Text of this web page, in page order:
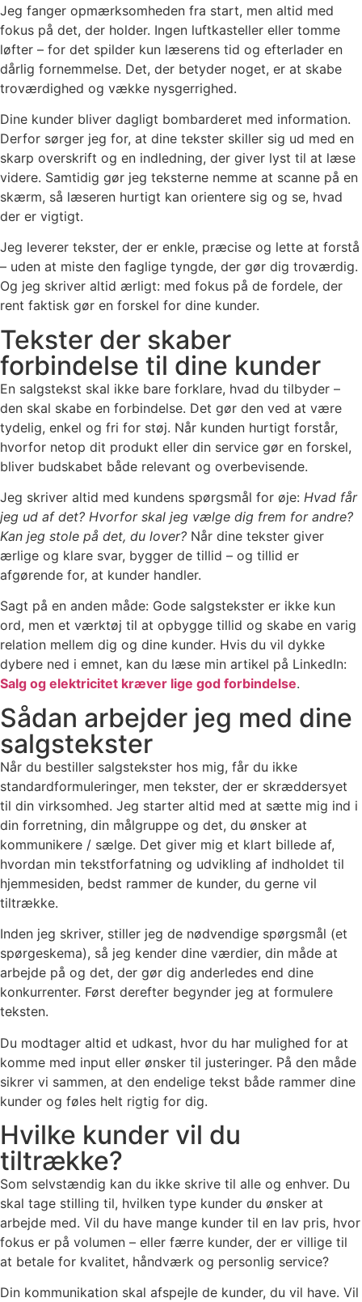
Jeg fanger opmærksomheden fra start, men altid med
fokus på det, der holder. Ingen luftkasteller eller tomme
løfter – for det spilder kun læserens tid og efterlader en
dårlig fornemmelse. Det, der betyder noget, er at skabe
troværdighed og vække nysgerrighed.
Dine kunder bliver dagligt bombarderet med information.
Derfor sørger jeg for, at dine tekster skiller sig ud med en
skarp overskrift og en indledning, der giver lyst til at læse
videre. Samtidig gør jeg teksterne nemme at scanne på en
skærm, så læseren hurtigt kan orientere sig og se, hvad
der er vigtigt.
Jeg leverer tekster, der er enkle, præcise og lette at forstå
– uden at miste den faglige tyngde, der gør dig troværdig.
Og jeg skriver altid ærligt: med fokus på de fordele, der
rent faktisk gør en forskel for dine kunder.
Tekster der skaber
forbindelse til dine kunder
En salgstekst skal ikke bare forklare, hvad du tilbyder –
den skal skabe en forbindelse. Det gør den ved at være
tydelig, enkel og fri for støj. Når kunden hurtigt forstår,
hvorfor netop dit produkt eller din service gør en forskel,
bliver budskabet både relevant og overbevisende.
Jeg skriver altid med kundens spørgsmål for øje: Hvad får
jeg ud af det? Hvorfor skal jeg vælge dig frem for andre?
Kan jeg stole på det, du lover? Når dine tekster giver
ærlige og klare svar, bygger de tillid – og tillid er
afgørende for, at kunder handler.
Sagt på en anden måde: Gode salgstekster er ikke kun
ord, men et værktøj til at opbygge tillid og skabe en varig
relation mellem dig og dine kunder. Hvis du vil dykke
dybere ned i emnet, kan du læse min artikel på LinkedIn:
Salg og elektricitet kræver lige god forbindelse.
Sådan arbejder jeg med dine
salgstekster
Når du bestiller salgstekster hos mig, får du ikke
standardformuleringer, men tekster, der er skræddersyet
til din virksomhed. Jeg starter altid med at sætte mig ind i
din forretning, din målgruppe og det, du ønsker at
kommunikere / sælge. Det giver mig et klart billede af,
hvordan min tekstforfatning og udvikling af indholdet til
hjemmesiden, bedst rammer de kunder, du gerne vil
tiltrække.
Inden jeg skriver, stiller jeg de nødvendige spørgsmål (et
spørgeskema), så jeg kender dine værdier, din måde at
arbejde på og det, der gør dig anderledes end dine
konkurrenter. Først derefter begynder jeg at formulere
teksten.
Du modtager altid et udkast, hvor du har mulighed for at
komme med input eller ønsker til justeringer. På den måde
sikrer vi sammen, at den endelige tekst både rammer dine
kunder og føles helt rigtig for dig.
Hvilke kunder vil du
tiltrække?
Som selvstændig kan du ikke skrive til alle og enhver. Du
skal tage stilling til, hvilken type kunder du ønsker at
arbejde med. Vil du have mange kunder til en lav pris, hvor
fokus er på volumen – eller færre kunder, der er villige til
at betale for kvalitet, håndværk og personlig service?
Din kommunikation skal afspejle de kunder, du vil have. Vil